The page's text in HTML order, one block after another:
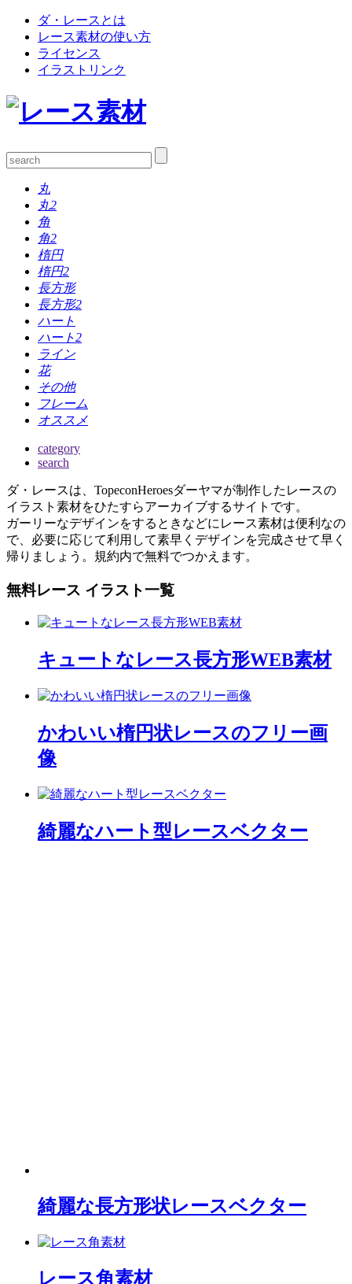
ダ・レースとは
レース素材の使い方
ライセンス
イラストリンク
丸
丸2
角
角2
楕円
楕円2
長方形
長方形2
ハート
ハート2
ライン
花
その他
フレーム
オススメ
category
search
ダ・レースは、TopeconHeroesダーヤマが制作したレースの
イラスト素材をひたすらアーカイブするサイトです。
ガーリーなデザインをするときなどにレース素材は便利なの
で、必要に応じて利用して素早くデザインを完成させて早く
帰りましょう。規約内で無料でつかえます。
無料レース イラスト一覧
キュートなレース長方形WEB素材
かわいい楕円状レースのフリー画
像
綺麗なハート型レースベクター
綺麗な長方形状レースベクター
レース角素材